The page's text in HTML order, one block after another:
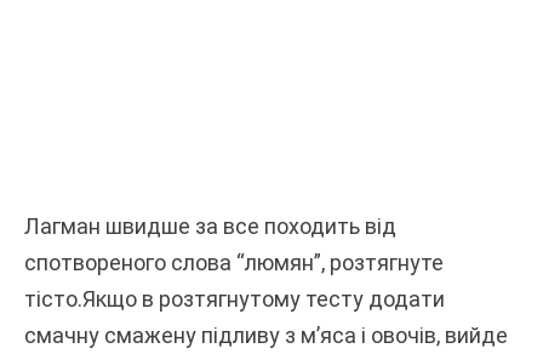
Лагман швидше за все походить від
спотвореного слова “люмян”, розтягнуте
тісто.Якщо в розтягнутому тесту додати
смачну смажену підливу з м’яса і овочів, вийде